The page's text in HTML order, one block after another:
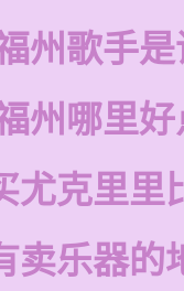
州歌手
州哪里
尤克里里
卖乐器的